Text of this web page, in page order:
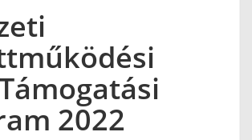
2022